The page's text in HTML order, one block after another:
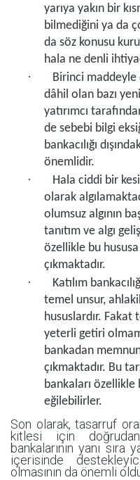
yarıya yakın bir
bilmediğini ya da
da söz konusu
hala ne denli
·
Birinci maddeyle
dâhil olan bazı
yatırımcı
de sebebi bilgi
bankacılığı
önemlidir.
·
Hala ciddi bir
olarak
olumsuz algının
tanıtım ve algı
özellikle bu
çıkmaktadır.
·
Katılım
temel unsur,
hususlardır. Fakat
yeterli getiri
bankadan
çıkmaktadır. Bu
bankaları
eğilebilirler.
Son olarak, tasarruf
kitlesi için
bankalarının yanı sıra
içerisinde
olmasının da önemli